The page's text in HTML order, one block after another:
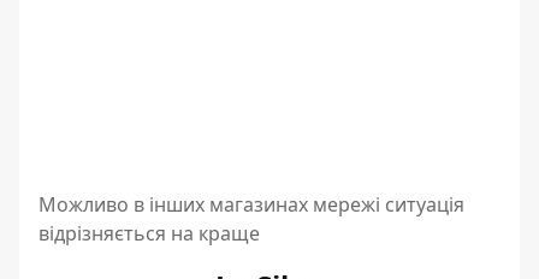
Можливо в інших магазинах мережі ситуація
відрізняється на краще